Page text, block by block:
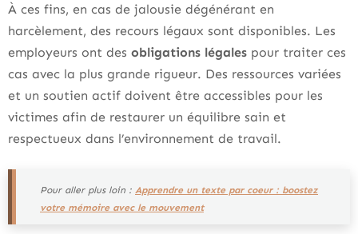
À ces fins, en cas de jalousie dégénérant en
harcèlement, des recours légaux sont disponibles. Les
employeurs ont des obligations légales pour traiter ces
cas avec la plus grande rigueur. Des ressources variées
et un soutien actif doivent être accessibles pour les
victimes afin de restaurer un équilibre sain et
respectueux dans l’environnement de travail.
Pour aller plus loin : Apprendre un texte par coeur : boostez
votre mémoire avec le mouvement